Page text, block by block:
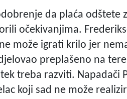
da plaća odštete
očekivanjima.
može igrati krilo jer
preplašeno na
treba razviti. Napadači
koji sad ne može